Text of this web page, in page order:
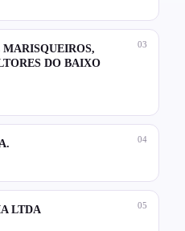
03
DO BAIXO
04
05
LTDA